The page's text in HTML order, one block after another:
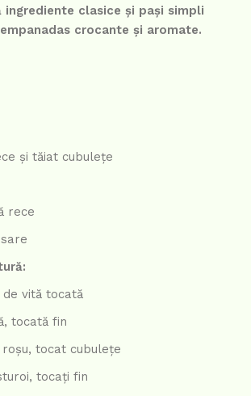
ingrediente clasice și pași simpli
crocante și aromate.
și tăiat cubulețe
rece
vită tocată
tocată fin
tocat cubulețe
tocați fin